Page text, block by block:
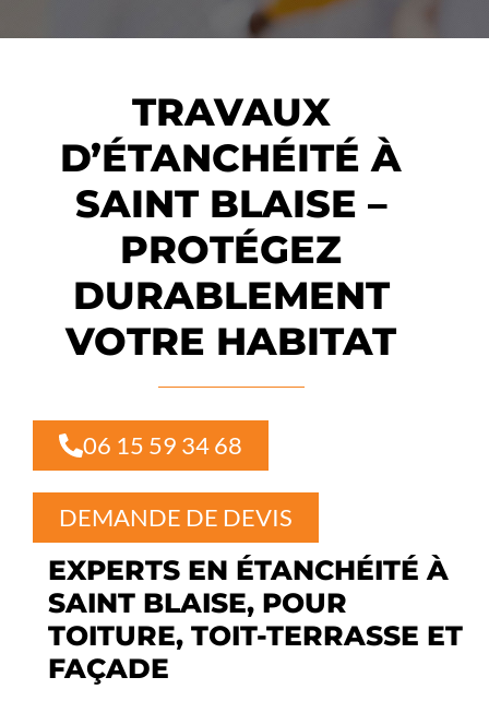
TRAVAUX
D’ÉTANCHÉITÉ À
SAINT BLAISE –
PROTÉGEZ
DURABLEMENT
VOTRE HABITAT
06 15 59 34 68
DEMANDE DE DEVIS
EXPERTS EN ÉTANCHÉITÉ À
SAINT BLAISE, POUR
TOITURE, TOIT-TERRASSE ET
FAÇADE